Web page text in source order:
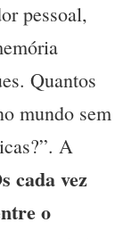
pessoal,
Quantos
mundo sem
A
cada vez
o